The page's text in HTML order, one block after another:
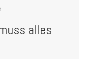
alles